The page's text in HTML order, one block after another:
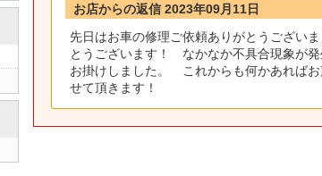
お店からの返信 2023年09月11日
先日はお車の修理ご依頼ありがとうござい
とうございます！ なかなか不具合現象が
お掛けしました。 これからも何かあれば
せて頂きます！